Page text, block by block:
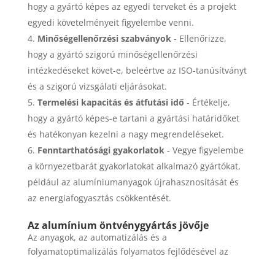
hogy a gyártó képes az egyedi terveket és a projekt
egyedi követelményeit figyelembe venni.
Minőségellenőrzési szabványok- Ellenőrizze,
hogy a gyártó szigorú minőségellenőrzési
intézkedéseket követ-e, beleértve az ISO-tanúsítványt
és a szigorú vizsgálati eljárásokat.
Termelési kapacitás és átfutási idő- Értékelje,
hogy a gyártó képes-e tartani a gyártási határidőket
és hatékonyan kezelni a nagy megrendeléseket.
Fenntarthatósági gyakorlatok- Vegye figyelembe
a környezetbarát gyakorlatokat alkalmazó gyártókat,
például az alumíniumanyagok újrahasznosítását és
az energiafogyasztás csökkentését.
Az alumínium öntvénygyártás jövője
Az anyagok, az automatizálás és a
folyamatoptimalizálás folyamatos fejlődésével az